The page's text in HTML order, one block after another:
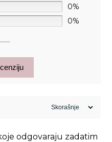
0%
0%
odgovaraju zadatim